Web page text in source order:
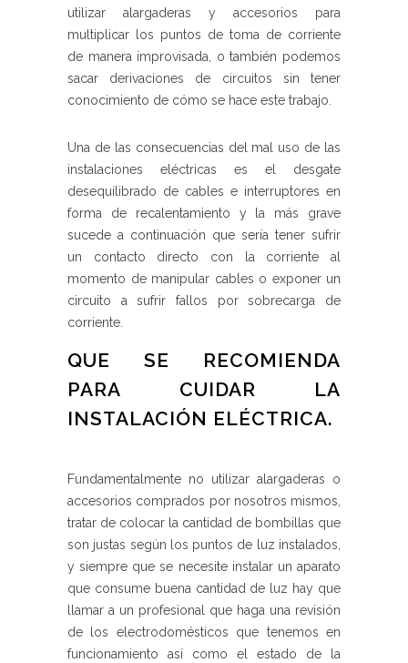
utilizar alargaderas y accesorios para
multiplicar los puntos de toma de corriente
de manera improvisada, o también podemos
sacar derivaciones de circuitos sin tener
conocimiento de cómo se hace este trabajo.
Una de las consecuencias del mal uso de las
instalaciones eléctricas es el desgate
desequilibrado de cables e interruptores en
forma de recalentamiento y la más grave
sucede a continuación que sería tener sufrir
un contacto directo con la corriente al
momento de manipular cables o exponer un
circuito a sufrir fallos por sobrecarga de
corriente.
QUE SE RECOMIENDA
PARA CUIDAR LA
INSTALACIÓN ELÉCTRICA.
Fundamentalmente no utilizar alargaderas o
accesorios comprados por nosotros mismos,
tratar de colocar la cantidad de bombillas que
son justas según los puntos de luz instalados,
y siempre que se necesite instalar un aparato
que consume buena cantidad de luz hay que
llamar a un profesional que haga una revisión
de los electrodomésticos que tenemos en
funcionamiento así como el estado de la